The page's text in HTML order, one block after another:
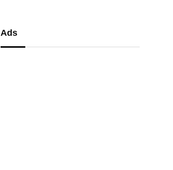
Ads